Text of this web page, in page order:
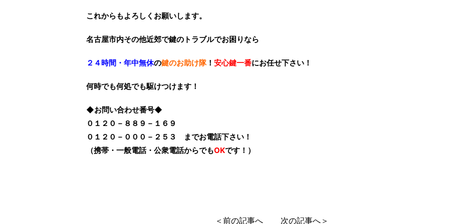
これからもよろしくお願いします。
名古屋市内その他近郊で鍵のトラブルでお困りなら
２４時間・年中無休の鍵のお助け隊！ 安心鍵一番にお任せ下さい！
何時でも何処でも駆けつけます！
◆お問い合わせ番号◆
０１２０－８８９－１６９
０１２０－０００－２５３ までお電話下さい！
（携帯・一般電話・公衆電話からでもOKです！）
＜前の記事へ 次の記事へ＞